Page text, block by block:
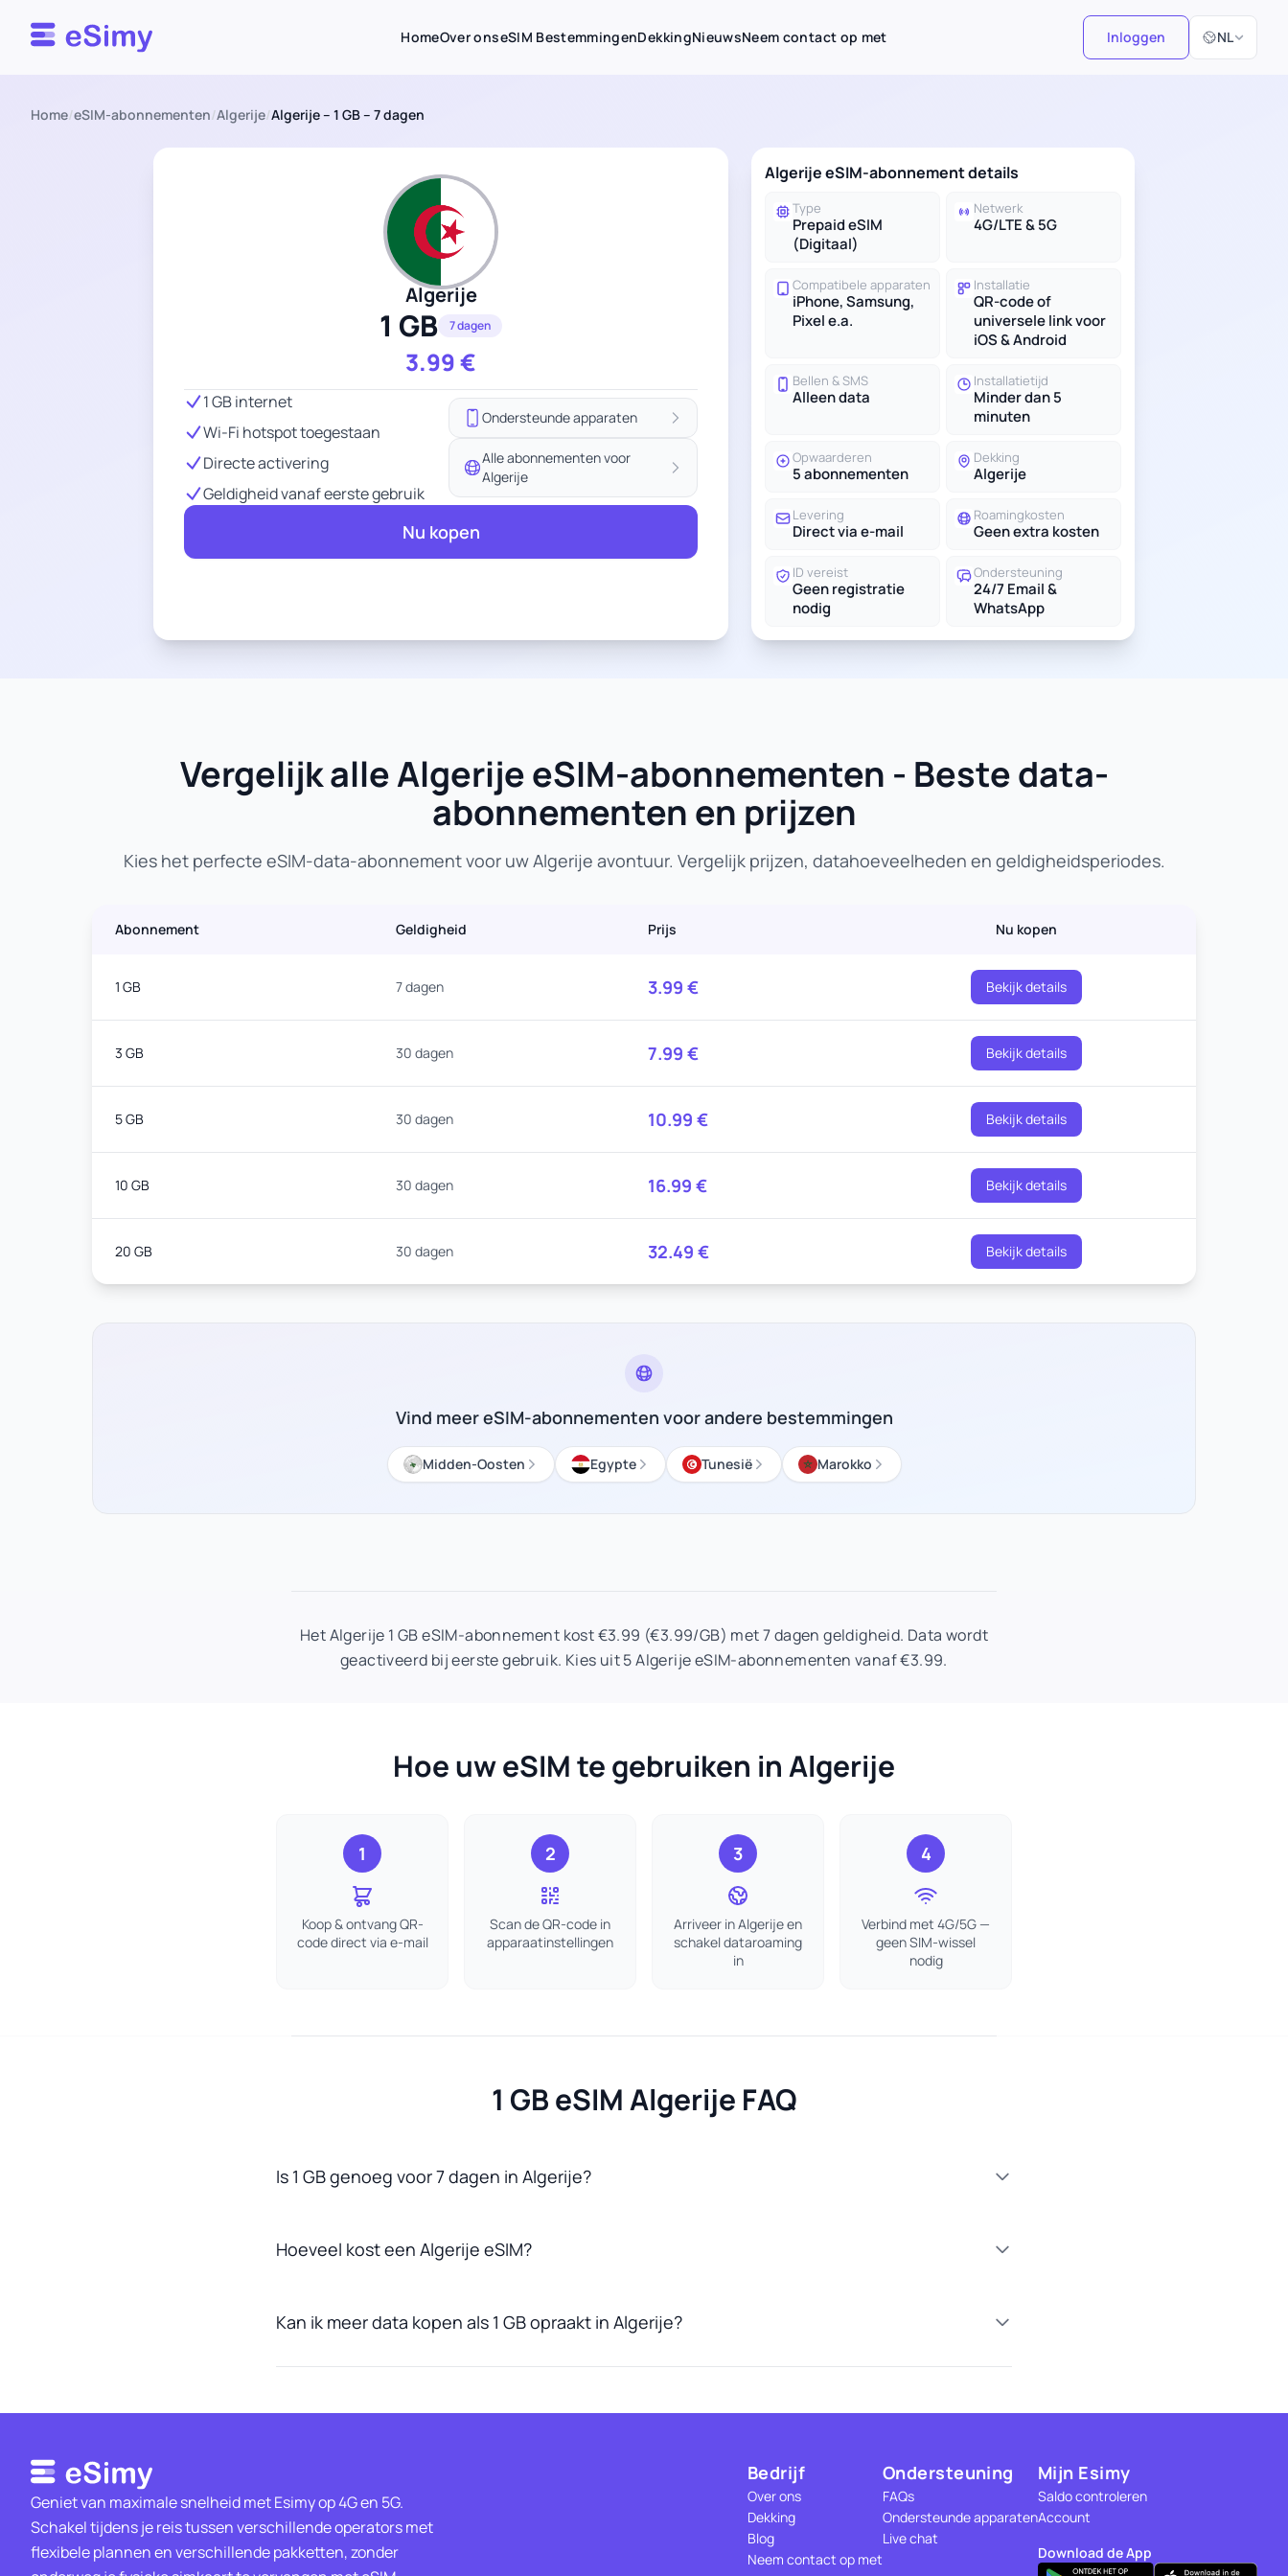
Esimy HomeOver onseSIM BestemmingenDekkingNieuwsNeem contact op met Inloggen NL
Selecteer taal
Home/eSIM-abonnementen/Algerije/Algerije – 1 GB – 7 dagen
Algerije
1 GB 7 dagen
3.99€
1 GB internet
Wi-Fi hotspot toegestaan
Directe activering
Geldigheid vanaf eerste gebruik
Ondersteunde apparaten
Alle abonnementen voor
Algerije
Nu kopen
Algerije eSIM-abonnement details
Type
Prepaid eSIM
(Digitaal)
Netwerk
4G/LTE & 5G
Compatibele apparaten
iPhone, Samsung,
Pixel e.a.
Installatie
QR-code of
universele link voor
iOS & Android
Bellen & SMS
Alleen data
Installatietijd
Minder dan 5
minuten
Opwaarderen
5 abonnementen
Dekking
Algerije
Levering
Direct via e-mail
Roamingkosten
Geen extra kosten
ID vereist
Geen registratie
nodig
Ondersteuning
24/7 Email &
WhatsApp
Vergelijk alle Algerije eSIM-abonnementen - Beste data-
abonnementen en prijzen
Kies het perfecte eSIM-data-abonnement voor uw Algerije avontuur. Vergelijk prijzen, datahoeveelheden en geldigheidsperiodes.
Abonnement Geldigheid Prijs Nu kopen
1 GB 7 dagen 3.99 € Bekijk details
3 GB 30 dagen 7.99 € Bekijk details
5 GB 30 dagen 10.99 € Bekijk details
10 GB 30 dagen 16.99 € Bekijk details
20 GB 30 dagen 32.49 € Bekijk details
Vind meer eSIM-abonnementen voor andere bestemmingen
Midden-Oosten Egypte Tunesië Marokko
Het Algerije 1 GB eSIM-abonnement kost €3.99 (€3.99/GB) met 7 dagen geldigheid. Data wordt
geactiveerd bij eerste gebruik. Kies uit 5 Algerije eSIM-abonnementen vanaf €3.99.
Hoe uw eSIM te gebruiken in Algerije
1
Koop & ontvang QR-
code direct via e-mail
2
Scan de QR-code in
apparaatinstellingen
3
Arriveer in Algerije en
schakel dataroaming
in
4
Verbind met 4G/5G —
geen SIM-wissel
nodig
1 GB eSIM Algerije FAQ
Is 1 GB genoeg voor 7 dagen in Algerije?
Hoeveel kost een Algerije eSIM?
Kan ik meer data kopen als 1 GB opraakt in Algerije?
Geniet van maximale snelheid met Esimy op 4G en 5G.
Schakel tijdens je reis tussen verschillende operators met
flexibele plannen en verschillende pakketten, zonder
Bedrijf
Over ons
Dekking
Blog
Neem contact op met
Ondersteuning
FAQs
Ondersteunde apparaten
Live chat
Mijn Esimy
Saldo controleren
Account
Download de App